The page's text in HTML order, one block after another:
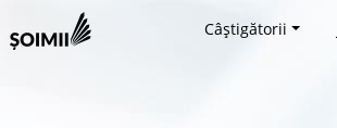
Câștigătorii